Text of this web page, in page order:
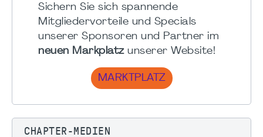
Sichern Sie sich spannende
Mitgliedervorteile und Specials
unserer Sponsoren und Partner im
neuen Markplatzunserer Website!
MARKTPLATZ
CHAPTER-MEDIEN